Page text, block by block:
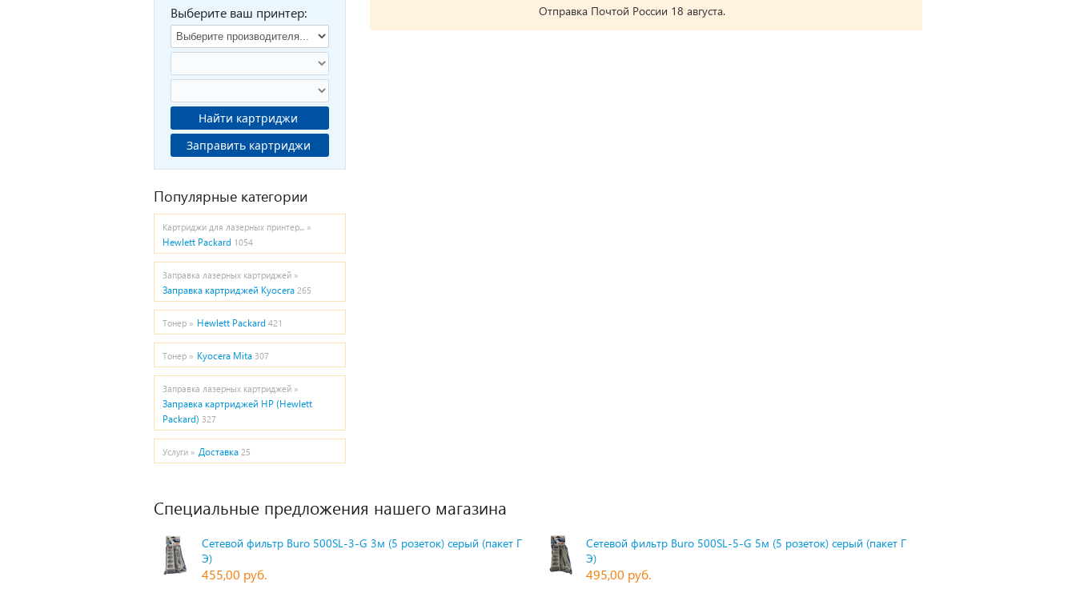
Выберите ваш принтер:
Найти картриджи
Заправить картриджи
Популярные категории
Картриджи для лазерных принтер... »
Hewlett Packard 1054
Заправка лазерных картриджей »
Заправка картриджей Kyocera 265
Тонер » Hewlett Packard 421
Тонер » Kyocera Mita 307
Заправка лазерных картриджей »
Заправка картриджей HP (Hewlett
Packard) 327
Услуги » Доставка 25
Отправка Почтой России 18 августа.
Специальные предложения нашего магазина
Сетевой фильтр Buro 500SL-3-G 3м (5 розеток) серый (пакет П
Э)
455,00 руб.
Сетевой фильтр Buro 500SL-5-G 5м (5 розеток) серый (пакет П
Э)
495,00 руб.